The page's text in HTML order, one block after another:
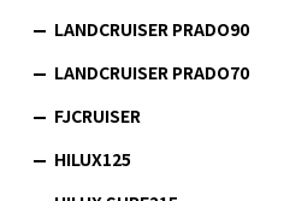
LANDCRUISER PRADO90
LANDCRUISER PRADO70
FJCRUISER
HILUX125